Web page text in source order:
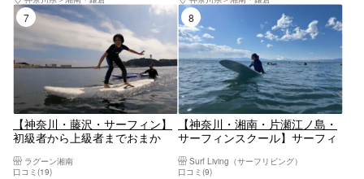
7位
【神奈川・藤沢・サーフィン】
初級者から上級者までおまか
切・団体割引有り）
ラグーン湘南
口コミ(19)
【神奈川・湘南・片瀬江ノ島・
サーフィンスクール】サーフィ
Surf＜1時間フリータイムつき＞
Surf Living（サーフリビング）
口コミ(9)